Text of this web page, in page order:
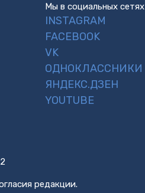
Мы в социальных сетях
INSTAGRAM
FACEBOOK
VK
ОДНОКЛАССНИКИ
ЯНДЕКС.ДЗЕН
YOUTUBE
редакции.